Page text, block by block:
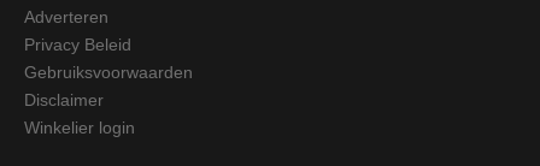
Adverteren
Privacy Beleid
Gebruiksvoorwaarden
Disclaimer
Winkelier login